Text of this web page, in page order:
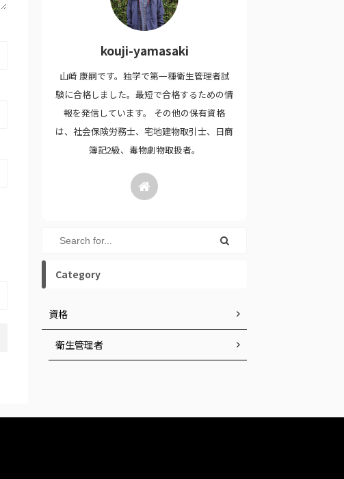
kouji-yamasaki
山崎 康嗣です。独学で第一種衛生管理者試
験に合格しました。最短で合格するための情
報を発信しています。 その他の保有資格
は、社会保険労務士、宅地建物取引士、日商
簿記2級、毒物劇物取扱者。
Category
資格
衛生管理者